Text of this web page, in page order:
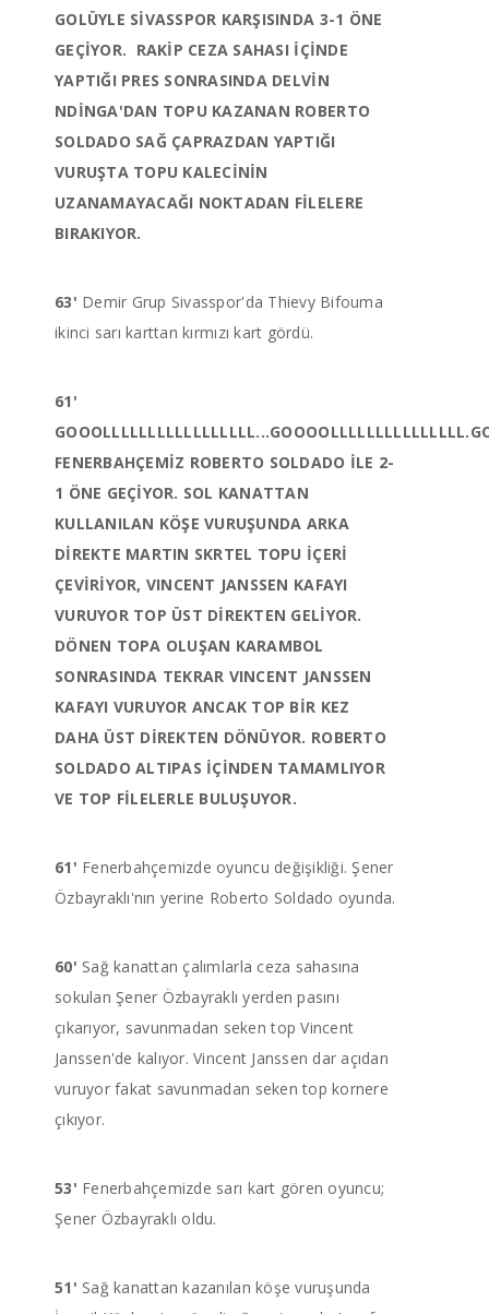
GOLÜYLE SİVASSPOR KARŞISINDA 3-1 ÖNE
GEÇİYOR. RAKİP CEZA SAHASI İÇİNDE
YAPTIĞI PRES SONRASINDA DELVİN
NDİNGA'DAN TOPU KAZANAN ROBERTO
SOLDADO SAĞ ÇAPRAZDAN YAPTIĞI
VURUŞTA TOPU KALECİNİN
UZANAMAYACAĞI NOKTADAN FİLELERE
BIRAKIYOR.
63' Demir Grup Sivasspor'da Thievy Bifouma
ikinci sarı karttan kırmızı kart gördü.
61'
FENERBAHÇEMİZ ROBERTO SOLDADO İLE 2-
1 ÖNE GEÇİYOR. SOL KANATTAN
KULLANILAN KÖŞE VURUŞUNDA ARKA
DİREKTE MARTIN SKRTEL TOPU İÇERİ
ÇEVİRİYOR, VINCENT JANSSEN KAFAYI
VURUYOR TOP ÜST DİREKTEN GELİYOR.
DÖNEN TOPA OLUŞAN KARAMBOL
SONRASINDA TEKRAR VINCENT JANSSEN
KAFAYI VURUYOR ANCAK TOP BİR KEZ
DAHA ÜST DİREKTEN DÖNÜYOR. ROBERTO
SOLDADO ALTIPAS İÇİNDEN TAMAMLIYOR
VE TOP FİLELERLE BULUŞUYOR.
61' Fenerbahçemizde oyuncu değişikliği. Şener
Özbayraklı'nın yerine Roberto Soldado oyunda.
60' Sağ kanattan çalımlarla ceza sahasına
sokulan Şener Özbayraklı yerden pasını
çıkarıyor, savunmadan seken top Vincent
Janssen'de kalıyor. Vincent Janssen dar açıdan
vuruyor fakat savunmadan seken top kornere
çıkıyor.
53' Fenerbahçemizde sarı kart gören oyuncu;
Şener Özbayraklı oldu.
51' Sağ kanattan kazanılan köşe vuruşunda